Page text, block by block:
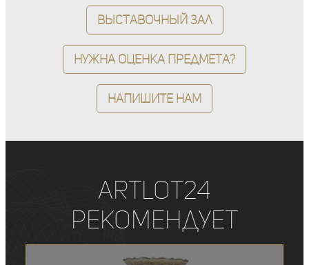
Выставочный зал
Нужна оценка предмета?
Напишите нам
ArtLot24
рекомендует